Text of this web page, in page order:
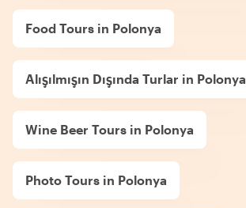
Food Tours in Polonya
Alışılmışın Dışında Turlar in Polonya
Wine Beer Tours in Polonya
Photo Tours in Polonya